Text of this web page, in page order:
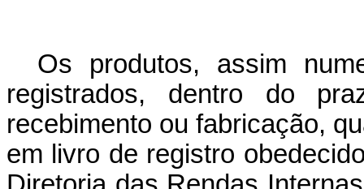
Os produtos, assim
registrados, dentro do
recebimento ou fabricação,
em livro de registro